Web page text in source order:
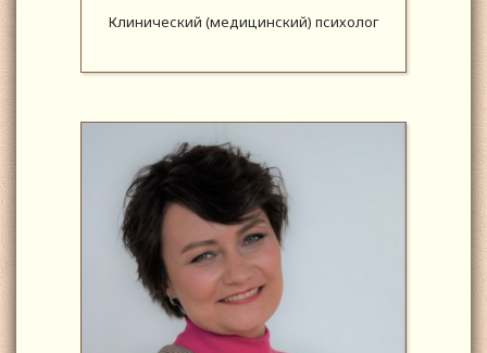
Клинический (медицинский) психолог